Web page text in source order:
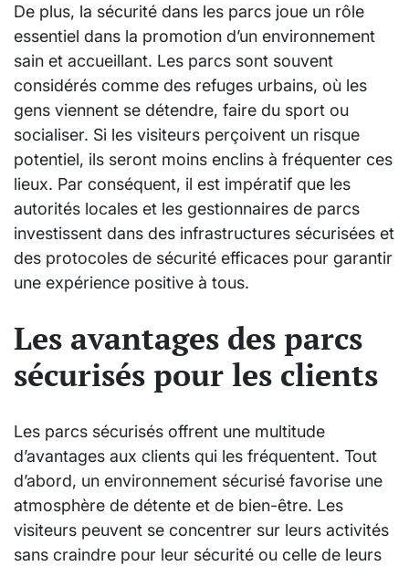
De plus, la sécurité dans les parcs joue un rôle
essentiel dans la promotion d’un environnement
sain et accueillant. Les parcs sont souvent
considérés comme des refuges urbains, où les
gens viennent se détendre, faire du sport ou
socialiser. Si les visiteurs perçoivent un risque
potentiel, ils seront moins enclins à fréquenter ces
lieux. Par conséquent, il est impératif que les
autorités locales et les gestionnaires de parcs
investissent dans des infrastructures sécurisées et
des protocoles de sécurité efficaces pour garantir
une expérience positive à tous.
Les avantages des parcs
sécurisés pour les clients
Les parcs sécurisés offrent une multitude
d’avantages aux clients qui les fréquentent. Tout
d’abord, un environnement sécurisé favorise une
atmosphère de détente et de bien-être. Les
visiteurs peuvent se concentrer sur leurs activités
sans craindre pour leur sécurité ou celle de leurs